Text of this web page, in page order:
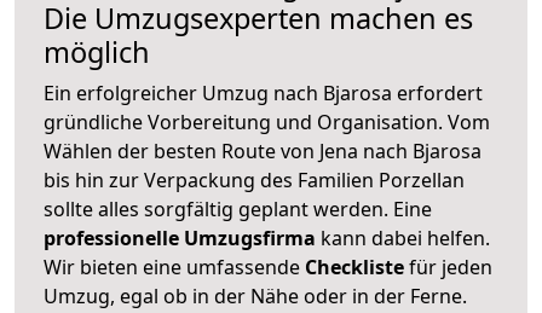
Die Umzugsexperten machen es
möglich
Ein erfolgreicher Umzug nach Bjarosa erfordert
gründliche Vorbereitung und Organisation. Vom
Wählen der besten Route von Jena nach Bjarosa
bis hin zur Verpackung des Familien Porzellan
sollte alles sorgfältig geplant werden. Eine
professionelle Umzugsfirma kann dabei helfen.
Wir bieten eine umfassende Checklistefür jeden
Umzug, egal ob in der Nähe oder in der Ferne.